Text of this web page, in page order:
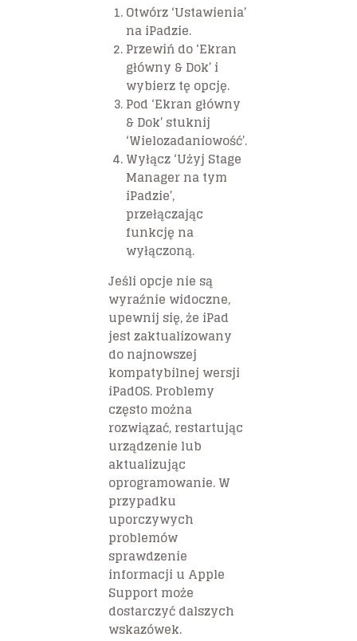
Otwórz ‘Ustawienia’
na iPadzie.
Przewiń do ‘Ekran
główny & Dok’ i
wybierz tę opcję.
Pod ‘Ekran główny
& Dok’ stuknij
‘Wielozadaniowość’.
Wyłącz ‘Użyj Stage
Manager na tym
iPadzie’,
przełączając
funkcję na
wyłączoną.
Jeśli opcje nie są
wyraźnie widoczne,
upewnij się, że iPad
jest zaktualizowany
do najnowszej
kompatybilnej wersji
iPadOS. Problemy
często można
rozwiązać, restartując
urządzenie lub
aktualizując
oprogramowanie. W
przypadku
uporczywych
problemów
sprawdzenie
informacji u Apple
Support może
dostarczyć dalszych
wskazówek.